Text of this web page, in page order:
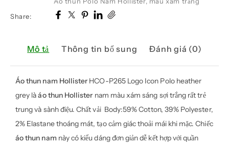
Polo
số
lượng
Share:
Mô tả Thông tin bổ sung Đánh giá (0)
Áo thun nam Hollister HCO-P265 Logo Icon Polo heather
grey làáo thun Hollister nam màu xám sáng sợi trắng rất trẻ
trung và sành điệu. Chất vải Body:59% Cotton, 39% Polyester,
2% Elastane thoáng mát, tạo cảm giác thoải mái khi mặc. Chiếc
áo thun nam này có kiểu dáng đơn giản dễ kết hợp với quần